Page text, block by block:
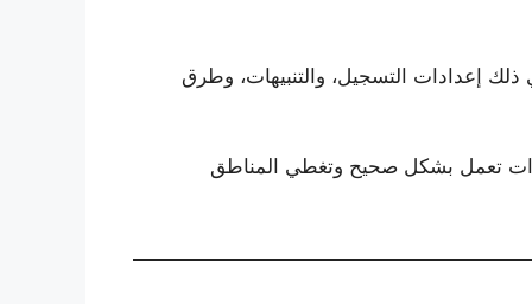
ذلك إعدادات التسجيل، والتنبيهات، وطرق
تعمل بشكل صحيح وتغطي المناطق